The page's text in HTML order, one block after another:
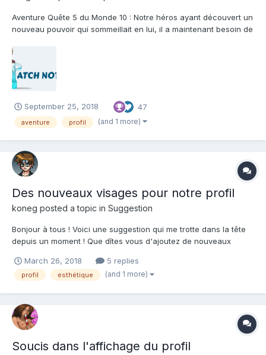
Aventure Quête 5 du Monde 10 : Notre héros ayant découvert un
nouveau pouvoir qui sommeillait en lui, il a maintenant besoin de
personnage principal ne bloque désormais plus les cases qui se
trouvent derrière lui....
September 25, 2018 47
aventure profil (and 1 more)
Des nouveaux visages pour notre profil
koneg posted a topic in Suggestion
Bonjour à tous ! Voici une suggestion qui me trotte dans la tête
depuis un moment ! Que dîtes vous d'ajoutez de nouveaux
aura la même frimousse que d'habitude). C'est un peu
incohérent avec l'histoire, mais ça peut per...
March 26, 2018 5 replies
profil esthétique (and 1 more)
Soucis dans l'affichage du profil